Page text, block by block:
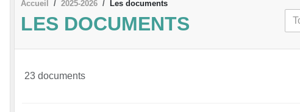
Accueil 2025-2026 Les documents
LES DOCUMENTS
23 documents